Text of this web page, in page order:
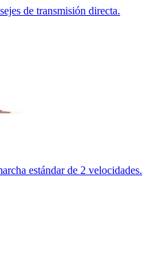
de transmisión directa.
estándar de 2 velocidades.